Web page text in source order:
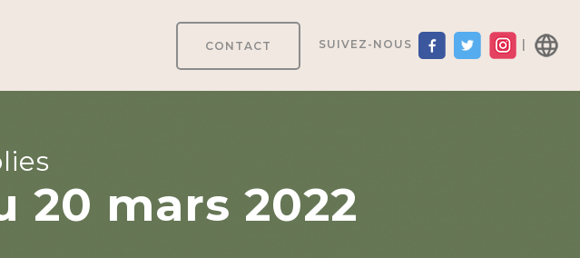
CONTACT SUIVEZ-NOUS
20 mars 2022